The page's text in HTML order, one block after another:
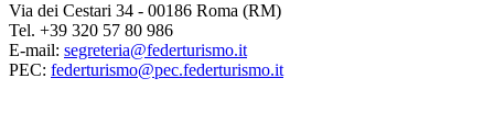
Via dei Cestari 34 - 00186 Roma (RM)
Tel. +39 320 57 80 986
E-mail: segreteria@federturismo.it
PEC: federturismo@pec.federturismo.it